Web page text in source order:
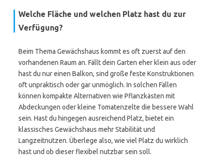
Welche Fläche und welchen Platz hast du zur
Verfügung?
Beim Thema Gewächshaus kommt es oft zuerst auf den
vorhandenen Raum an. Fällt dein Garten eher klein aus oder
hast du nur einen Balkon, sind große feste Konstruktionen
oft unpraktisch oder gar unmöglich. In solchen Fällen
können kompakte Alternativen wie Pflanzkästen mit
Abdeckungen oder kleine Tomatenzelte die bessere Wahl
sein. Hast du hingegen ausreichend Platz, bietet ein
klassisches Gewächshaus mehr Stabilität und
Langzeitnutzen. Überlege also, wie viel Platz du wirklich
hast und ob dieser flexibel nutzbar sein soll.